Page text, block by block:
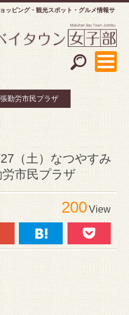
ッピング
観光スポット・グルメ情報サ
勤労市民プラザ
（土）なつやすみ
市民プラザ
200View